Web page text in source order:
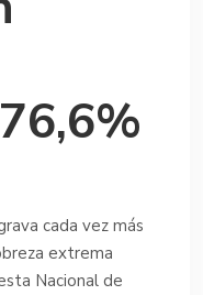
cada vez más
extrema
Nacional de